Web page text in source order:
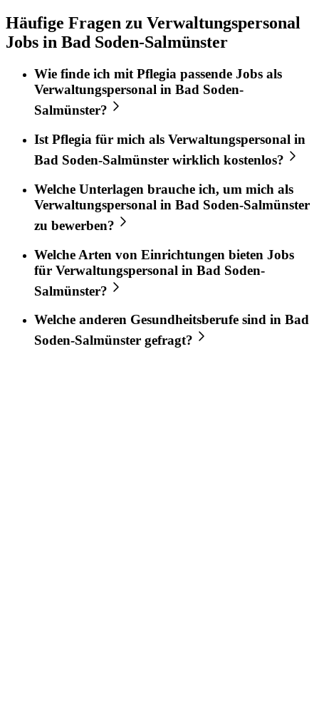
Häufige Fragen zu Verwaltungspersonal
Jobs in Bad Soden-Salmünster
Wie finde ich mitPflegia passende Jobs als
Verwaltungspersonal in Bad Soden-
Salmünster?
Ist Pflegia für mich als Verwaltungspersonal in
Bad Soden-Salmünster wirklich kostenlos?
Welche Unterlagen brauche ich, um mich als
Verwaltungspersonal in Bad Soden-Salmünster
zu bewerben?
Welche Arten von Einrichtungen bieten Jobs
für Verwaltungspersonal in Bad Soden-
Salmünster?
Welche anderen Gesundheitsberufe sind in Bad
Soden-Salmünster gefragt?